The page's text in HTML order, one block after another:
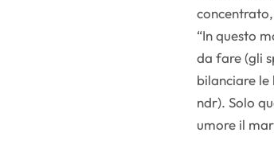
“In questo
da fare (gli
bilanciare le
ndr). Solo
umore il